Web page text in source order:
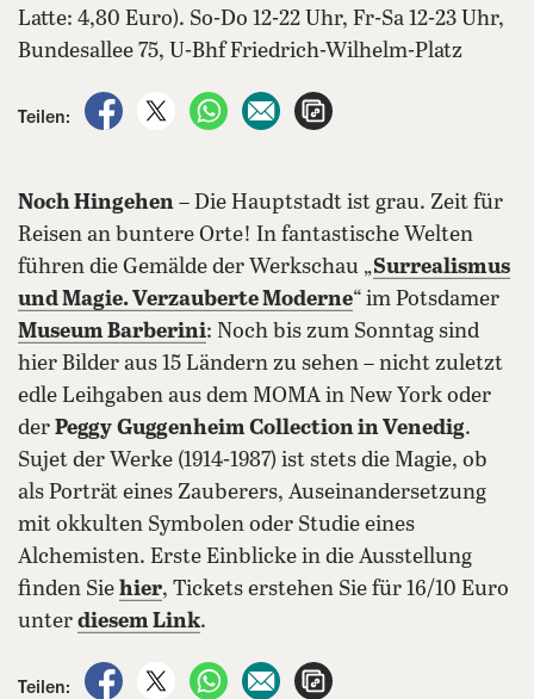
Latte: 4,80 Euro). So-Do 12-22 Uhr, Fr-Sa 12-23 Uhr,
Bundesallee 75, U-Bhf Friedrich-Wilhelm-Platz
Teilen:
auf Facebook teilen
auf X teilenper WhatsApp teilen
per E-Mail teilen
Noch Hingehen – Die Hauptstadt ist grau. Zeit für
Reisen an buntere Orte! In fantastische Welten
führen die Gemälde der Werkschau „Surrealismus
und Magie. Verzauberte Moderne“ im Potsdamer
Museum Barberini: Noch bis zum Sonntag sind
hier Bilder aus 15 Ländern zu sehen – nicht zuletzt
edle Leihgaben aus dem MOMA in New York oder
der Peggy Guggenheim Collection in Venedig.
Sujet der Werke (1914-1987) ist stets die Magie, ob
als Porträt eines Zauberers, Auseinandersetzung
mit okkulten Symbolen oder Studie eines
Alchemisten. Erste Einblicke in die Ausstellung
finden Sie hier, Tickets erstehen Sie für 16/10 Euro
unter diesem Link.
Teilen:
auf Facebook teilen
auf X teilenper WhatsApp teilen
per E-Mail teilen